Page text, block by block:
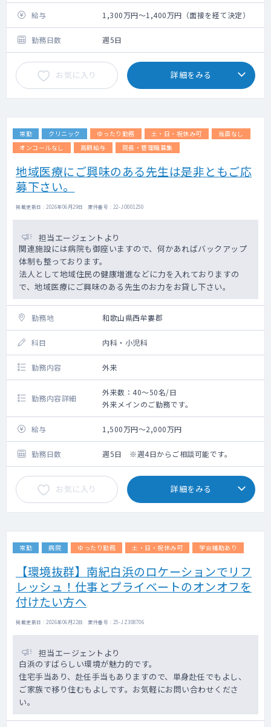
給与 1,300万円～1,400万円（面接を経て決定）
勤務日数 週5日
お気に入り 詳細をみる
常勤 クリニック ゆったり勤務 土・日・祝休み可
当直なし
オンコールなし
高額給与 院長・管理職募集
地域医療にご興味のある先生は是非ともご応
募下さい。
掲載更新日 : 2026年06月29日 案件番号 : 22-JO001250
担当エージェントより
関連施設には病院も御座いますので、何かあればバックアップ
体制も整っております。
法人として地域住民の健康増進などに力を入れておりますの
で、地域医療にご興味のある先生のお力をお貸し下さい。
勤務地 和歌山県西牟婁郡
科目 内科・小児科
勤務内容 外来
勤務内容詳細
外来数：40～50名/日
外来メインのご勤務です。
給与 1,500万円～2,000万円
勤務日数 週5日 ※週4日からご相談可能です。
お気に入り 詳細をみる
常勤 病院 ゆったり勤務 土・日・祝休み可 学会補助あり
【環境抜群】南紀白浜のロケーションでリフ
レッシュ！仕事とプライベートのオンオフを
付けたい方へ
掲載更新日 : 2026年06月22日 案件番号 : 25-JZ308706
担当エージェントより
白浜のすばらしい環境が魅力的です。
住宅手当あり、赴任手当もありますので、単身赴任でもよし、
ご家族で移り住むもよしです。お気軽にお問い合わせくださ
い。